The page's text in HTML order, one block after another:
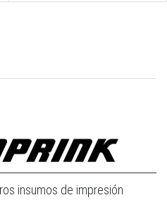
insumos de impresión